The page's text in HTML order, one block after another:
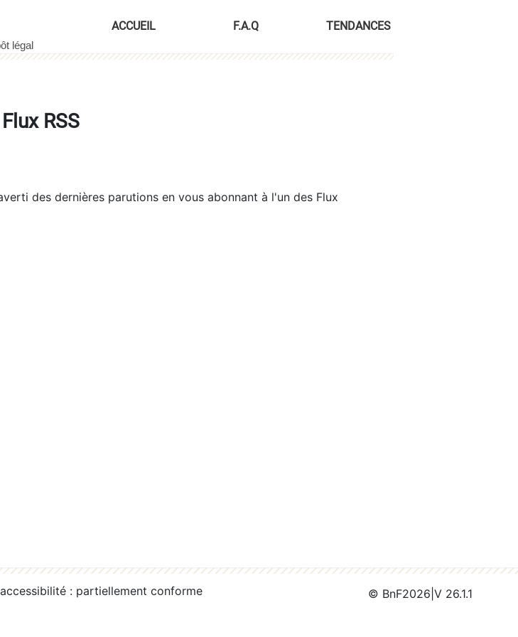
ACCUEIL F.A.Q TENDANCES
Flux RSS
des dernières parutions en vous abonnant à l'un des Flux
: partiellement conforme © BnF2026 V 26.1.1